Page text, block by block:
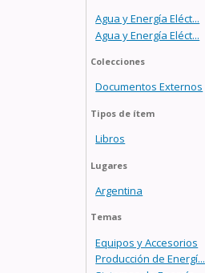
Agua y Energía Eléct...
Agua y Energía Eléct...
Colecciones
Documentos Externos
Tipos de ítem
Libros
Lugares
Argentina
Temas
Equipos y Accesorios
Producción de Energí...